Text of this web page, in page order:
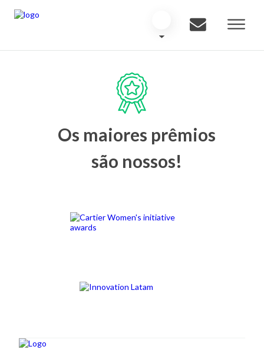
Os maiores prêmios
são nossos!